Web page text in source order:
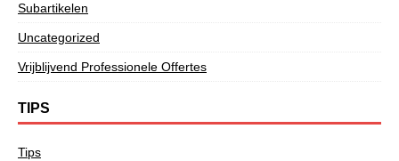
Subartikelen
Uncategorized
Vrijblijvend Professionele Offertes
TIPS
Tips